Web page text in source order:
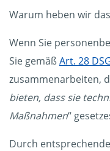
Warum heben wir
Wenn Sie
Sie gemäßArt. 28
zusammenarbeiten,
bieten, dass sie
Maßnahmen“
Durch